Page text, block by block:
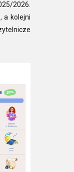
2026.
a kolejni